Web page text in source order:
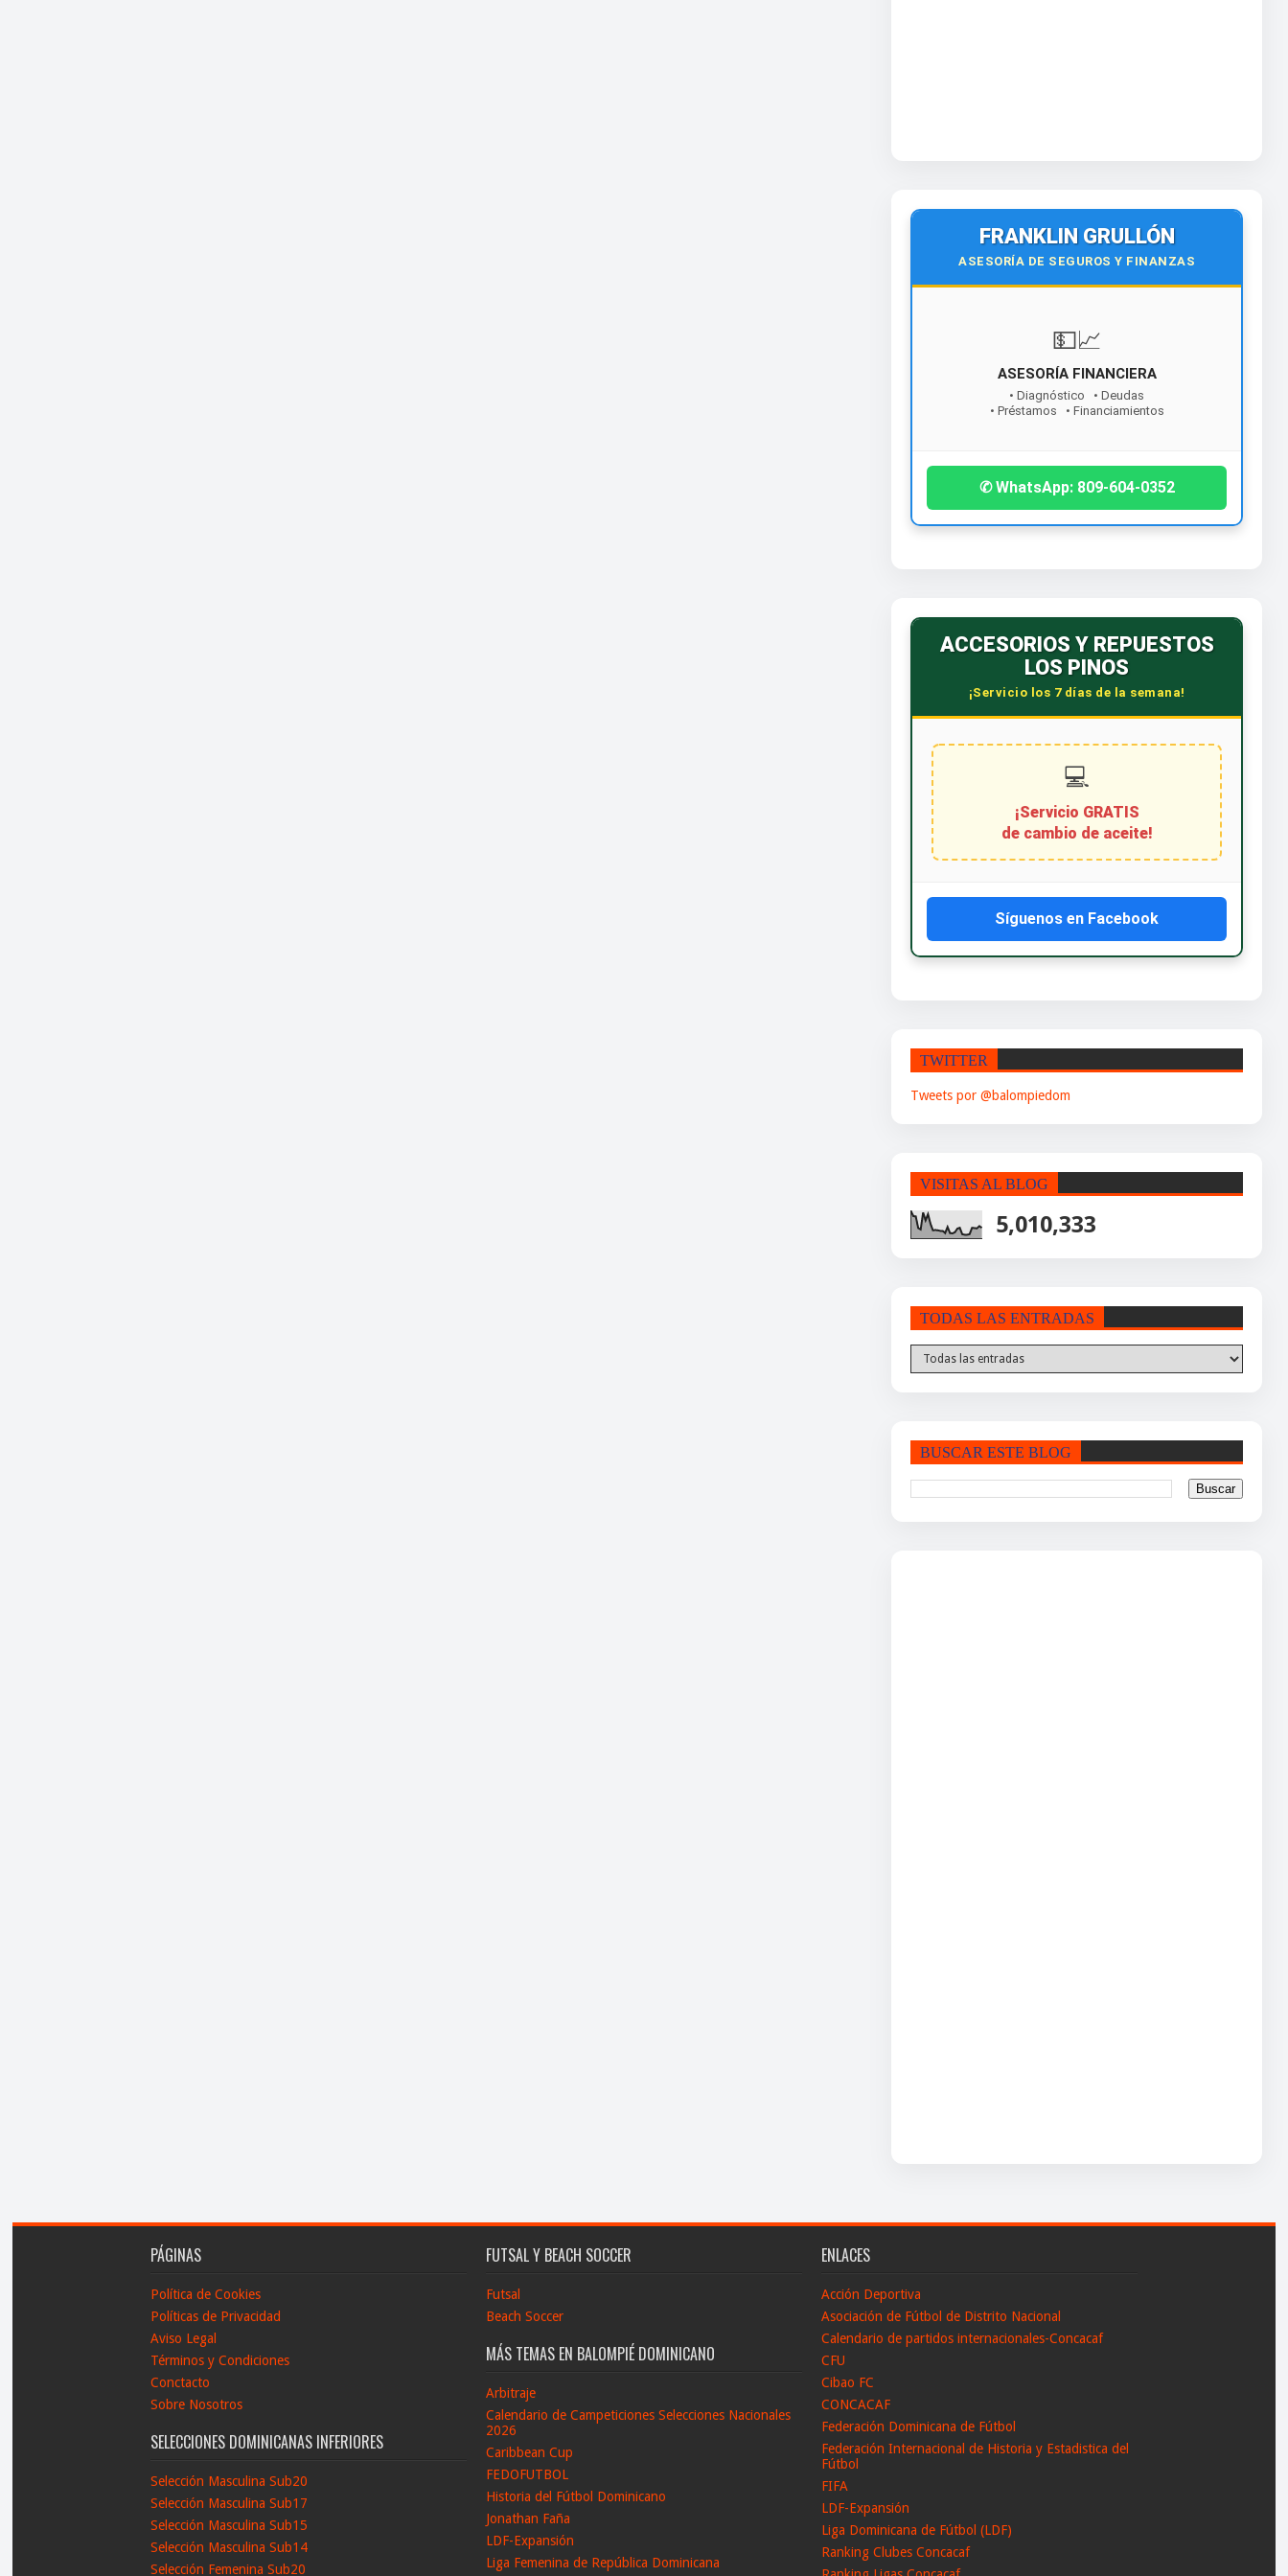
FRANKLIN GRULLÓN
ASESORÍA DE SEGUROS Y FINANZAS
💵📈
ASESORÍA FINANCIERA
• Diagnóstico • Deudas
• Préstamos • Financiamientos
¡Contáctanos hoy!
✆ WhatsApp: 809-604-0352
ACCESORIOS Y REPUESTOS
LOS PINOS
¡Servicio los 7 días de la semana!
💻
¡Servicio GRATIS
de cambio de aceite!
Síguenos en Facebook
TWITTER
Tweets por @balompiedom
VISITAS AL BLOG
5,010,333
TODAS LAS ENTRADAS
BUSCAR ESTE BLOG
PÁGINAS
Política de Cookies
Políticas de Privacidad
Aviso Legal
Términos y Condiciones
Conctacto
Sobre Nosotros
SELECCIONES DOMINICANAS INFERIORES
Selección Masculina Sub20
Selección Masculina Sub17
Selección Masculina Sub15
Selección Masculina Sub14
Selección Femenina Sub20
FUTSAL Y BEACH SOCCER
Futsal
Beach Soccer
MÁS TEMAS EN BALOMPIÉ DOMINICANO
Arbitraje
Calendario de Campeticiones Selecciones Nacionales
2026
Caribbean Cup
FEDOFUTBOL
Historia del Fútbol Dominicano
Jonathan Faña
LDF-Expansión
Liga Femenina de República Dominicana
ENLACES
Acción Deportiva
Asociación de Fútbol de Distrito Nacional
Calendario de partidos internacionales-Concacaf
CFU
Cibao FC
CONCACAF
Federación Dominicana de Fútbol
Federación Internacional de Historia y Estadistica del
Fútbol
FIFA
LDF-Expansión
Liga Dominicana de Fútbol (LDF)
Ranking Clubes Concacaf